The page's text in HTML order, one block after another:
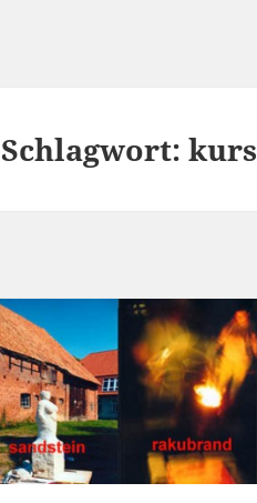
Schlagwort:kurs